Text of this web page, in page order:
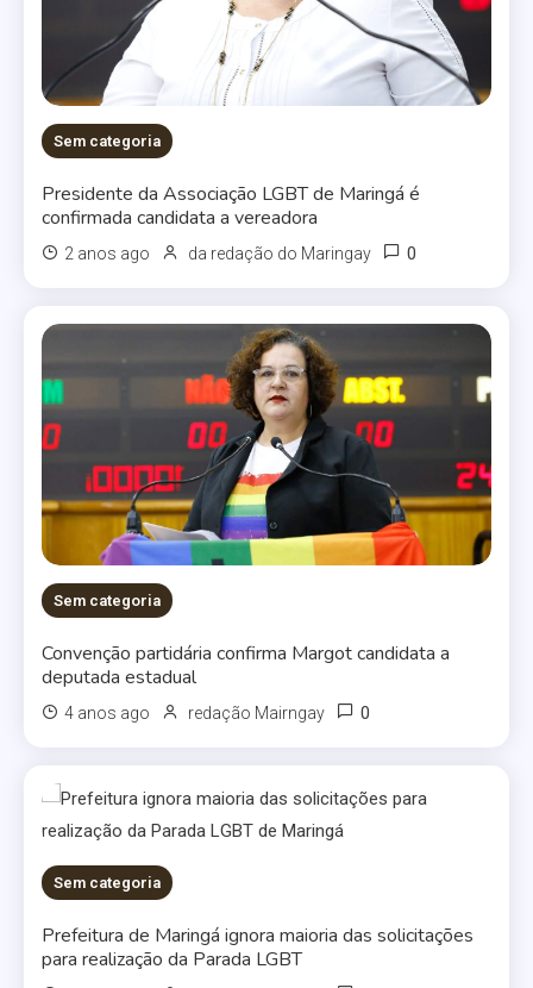
Sem categoria
Presidente da Associação LGBT de Maringá é
confirmada candidata a vereadora
2 anos ago da redação do Maringay 0
Sem categoria
Convenção partidária confirma Margot candidata a
deputada estadual
4 anos ago redação Mairngay 0
Sem categoria
Prefeitura de Maringá ignora maioria das solicitações
para realização da Parada LGBT